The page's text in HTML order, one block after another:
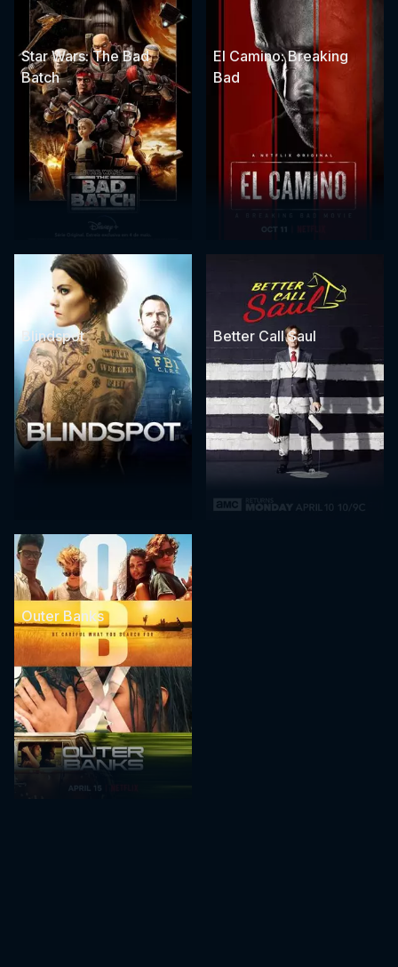
Star Wars: The Bad
Batch
El Camino: Breaking
Bad
Blindspot Better Call Saul
Outer Banks